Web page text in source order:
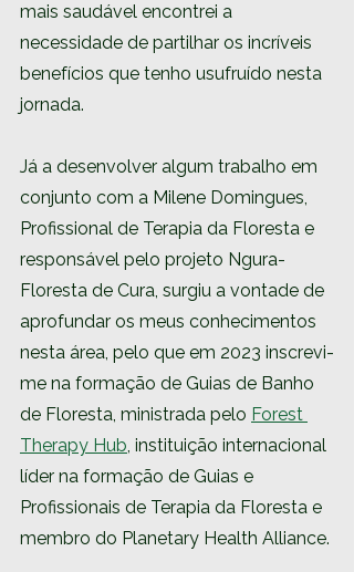
mais saudável encontrei a
necessidade de partilhar os incríveis
benefícios que tenho usufruído nesta
jornada.
Já a desenvolver algum trabalho em
conjunto com a Milene Domingues,
Profissional de Terapia da Floresta e
responsável pelo projeto Ngura-
Floresta de Cura, surgiu a vontade de
aprofundar os meus conhecimentos
nesta área, pelo que em 2023 inscrevi-
me na formação de Guias de Banho
de Floresta, ministrada pelo Forest
Therapy Hub, instituição internacional
líder na formação de Guias e
Profissionais de Terapia da Floresta e
membro do Planetary Health Alliance.